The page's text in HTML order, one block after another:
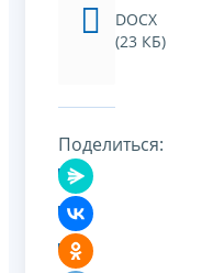
DOCX
(23 КБ)
Поделиться: